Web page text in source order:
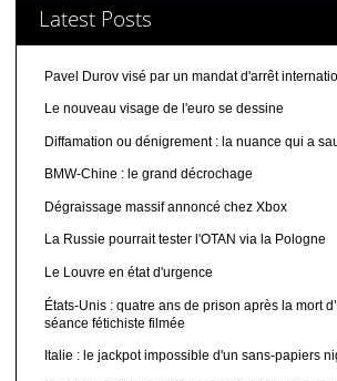
Latest Posts
Pavel Durov visé par un mandat d'arrêt
Le nouveau visage de l'euro se dessine
Diffamation ou dénigrement : la nuance qui a
BMW-Chine : le grand décrochage
Dégraissage massif annoncé chez Xbox
La Russie pourrait tester l'OTAN via la Pologne
Le Louvre en état d'urgence
États-Unis : quatre ans de prison après la mort
séance fétichiste filmée
Italie : le jackpot impossible d'un sans-papiers